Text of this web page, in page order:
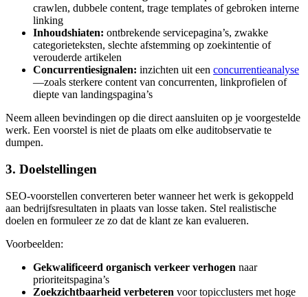
crawlen, dubbele content, trage templates of gebroken interne
linking
Inhoudshiaten: ontbrekende servicepagina’s, zwakke
categorieteksten, slechte afstemming op zoekintentie of
verouderde artikelen
Concurrentiesignalen: inzichten uit een concurrentieanalyse
—zoals sterkere content van concurrenten, linkprofielen of
diepte van landingspagina’s
Neem alleen bevindingen op die direct aansluiten op je voorgestelde
werk. Een voorstel is niet de plaats om elke auditobservatie te
dumpen.
3. Doelstellingen
SEO-voorstellen converteren beter wanneer het werk is gekoppeld
aan bedrijfsresultaten in plaats van losse taken. Stel realistische
doelen en formuleer ze zo dat de klant ze kan evalueren.
Voorbeelden:
Gekwalificeerd organisch verkeer verhogen naar
prioriteitspagina’s
Zoekzichtbaarheid verbeteren voor topicclusters met hoge